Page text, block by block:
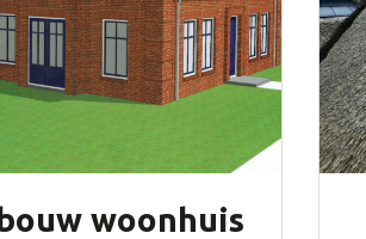
woonhuis